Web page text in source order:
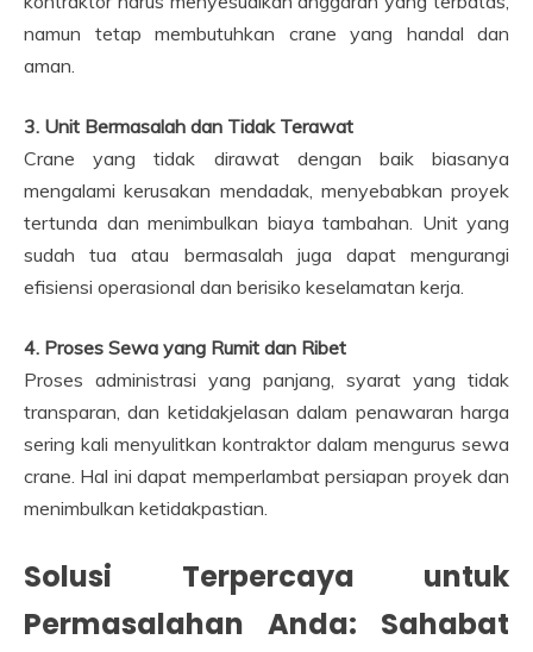
namun tetap membutuhkan crane yang handal dan
aman.
3. Unit Bermasalah dan Tidak Terawat
Crane yang tidak dirawat dengan baik biasanya
mengalami kerusakan mendadak, menyebabkan proyek
tertunda dan menimbulkan biaya tambahan. Unit yang
sudah tua atau bermasalah juga dapat mengurangi
efisiensi operasional dan berisiko keselamatan kerja.
4. Proses Sewa yang Rumit dan Ribet
Proses administrasi yang panjang, syarat yang tidak
transparan, dan ketidakjelasan dalam penawaran harga
sering kali menyulitkan kontraktor dalam mengurus sewa
crane. Hal ini dapat memperlambat persiapan proyek dan
menimbulkan ketidakpastian.
Solusi Terpercaya untuk
Permasalahan Anda: Sahabat